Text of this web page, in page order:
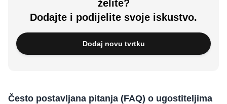
želite?
Dodajte i podijelite svoje iskustvo.
Dodaj novu tvrtku
Često postavljana pitanja (FAQ) o ugostiteljima